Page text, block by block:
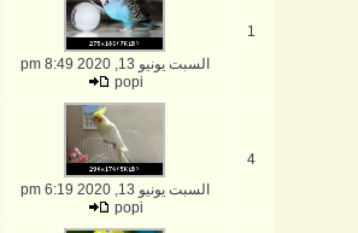
1
السبت يونيو 13, 2020 8:49 pm
popi
4
السبت يونيو 13, 2020 6:19 pm
popi